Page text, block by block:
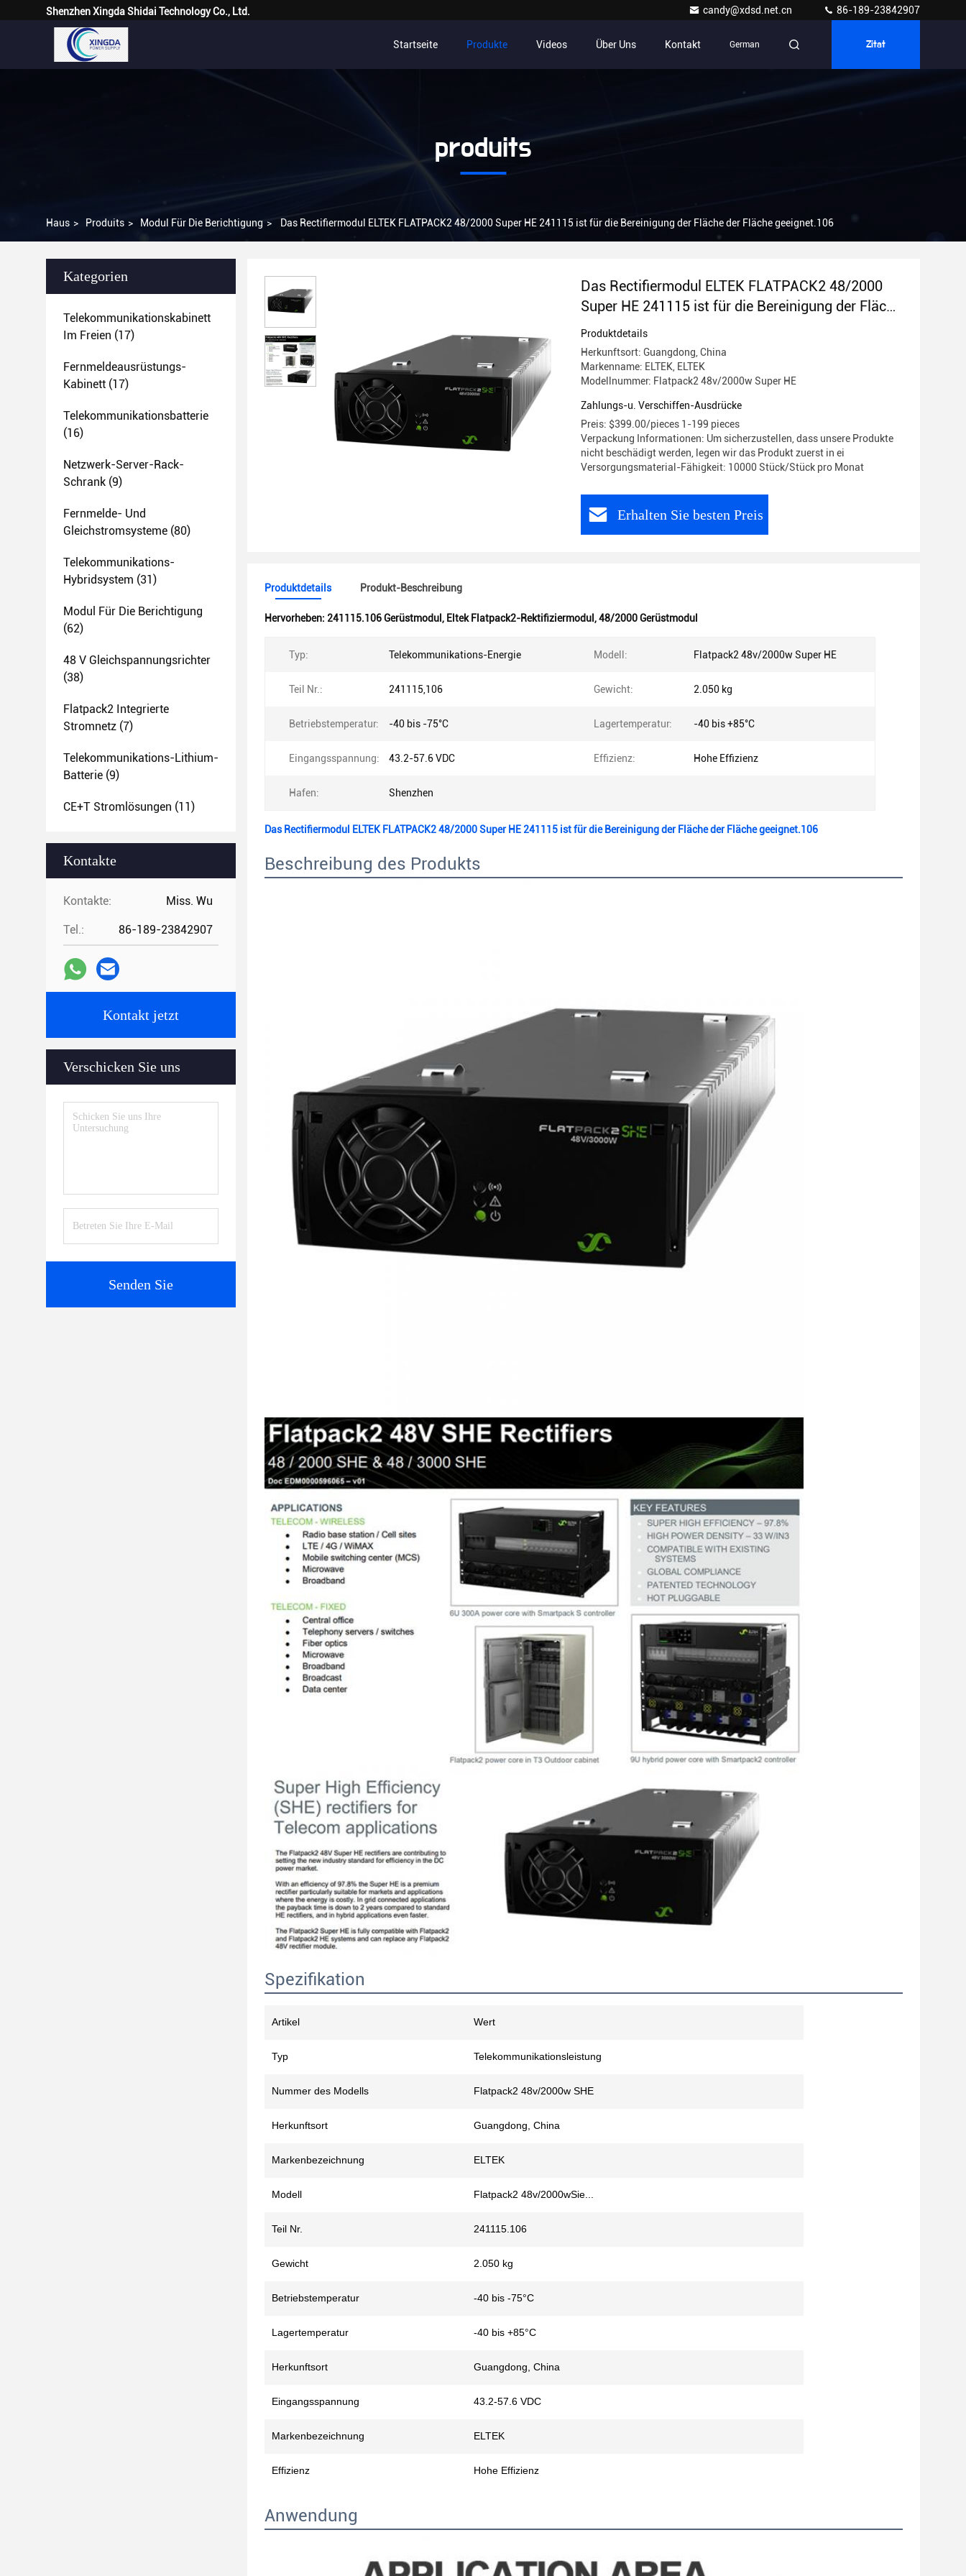
Shenzhen Xingda Shidai Technology Co., Ltd. candy@xdsd.net.cn 86-189-23842907
Startseite Produkte Videos Über Uns Kontakt German Zitat
produits
Haus > Produits > Modul Für Die Berichtigung > Das Rectifiermodul ELTEK FLATPACK2 48/2000 Super HE 241115 ist für die Bereinigung der Fläche der Fläche geeignet.106
Kategorien
Telekommunikationskabinett
Im Freien (17)
Fernmeldeausrüstungs-
Kabinett (17)
Telekommunikationsbatterie
(16)
Netzwerk-Server-Rack-
Schrank (9)
Fernmelde- Und
Gleichstromsysteme (80)
Telekommunikations-
Hybridsystem (31)
Modul Für Die Berichtigung
(62)
48 V Gleichspannungsrichter
(38)
Flatpack2 Integrierte
Stromnetz (7)
Telekommunikations-Lithium-
Batterie (9)
CE+T Stromlösungen (11)
Kontakte
Kontakte: Miss. Wu
Tel.: 86-189-23842907
Kontakt jetzt
Verschicken Sie uns
Senden Sie
Das Rectifiermodul ELTEK FLATPACK2 48/2000
Super HE 241115 ist für die Bereinigung der Fläche
der Fläche geeignet.106
Produktdetails
Herkunftsort: Guangdong, China
Markenname: ELTEK, ELTEK
Modellnummer: Flatpack2 48v/2000w Super HE
Zahlungs-u. Verschiffen-Ausdrücke
Preis: $399.00/pieces 1-199 pieces
Verpackung Informationen: Um sicherzustellen, dass unsere Produkte
nicht beschädigt werden, legen wir das Produkt zuerst in ei
Versorgungsmaterial-Fähigkeit: 10000 Stück/Stück pro Monat
Erhalten Sie besten Preis
Produktdetails Produkt-Beschreibung
Hervorheben: 241115.106 Gerüstmodul , Eltek Flatpack2-Rektifiziermodul ,48/2000 Gerüstmodul
Typ: Telekommunikations-Energie Modell: Flatpack2 48v/2000w Super HE
Teil Nr.: 241115,106 Gewicht: 2.050 kg
Betriebstemperatur: -40 bis -75°C Lagertemperatur: -40 bis +85°C
Eingangsspannung: 43.2-57.6 VDC Effizienz: Hohe Effizienz
Hafen: Shenzhen
Das Rectifiermodul ELTEK FLATPACK2 48/2000 Super HE 241115 ist für die Bereinigung der Fläche der Fläche geeignet.106
Beschreibung des Produkts
Spezifikation
Artikel Wert
Typ Telekommunikationsleistung
Nummer des Modells Flatpack2 48v/2000w SHE
Herkunftsort Guangdong, China
Markenbezeichnung ELTEK
Modell Flatpack2 48v/2000wSie...
Teil Nr. 241115.106
Gewicht 2.050 kg
Betriebstemperatur -40 bis -75°C
Lagertemperatur -40 bis +85°C
Herkunftsort Guangdong, China
Eingangsspannung 43.2-57.6 VDC
Markenbezeichnung ELTEK
Effizienz Hohe Effizienz
Anwendung